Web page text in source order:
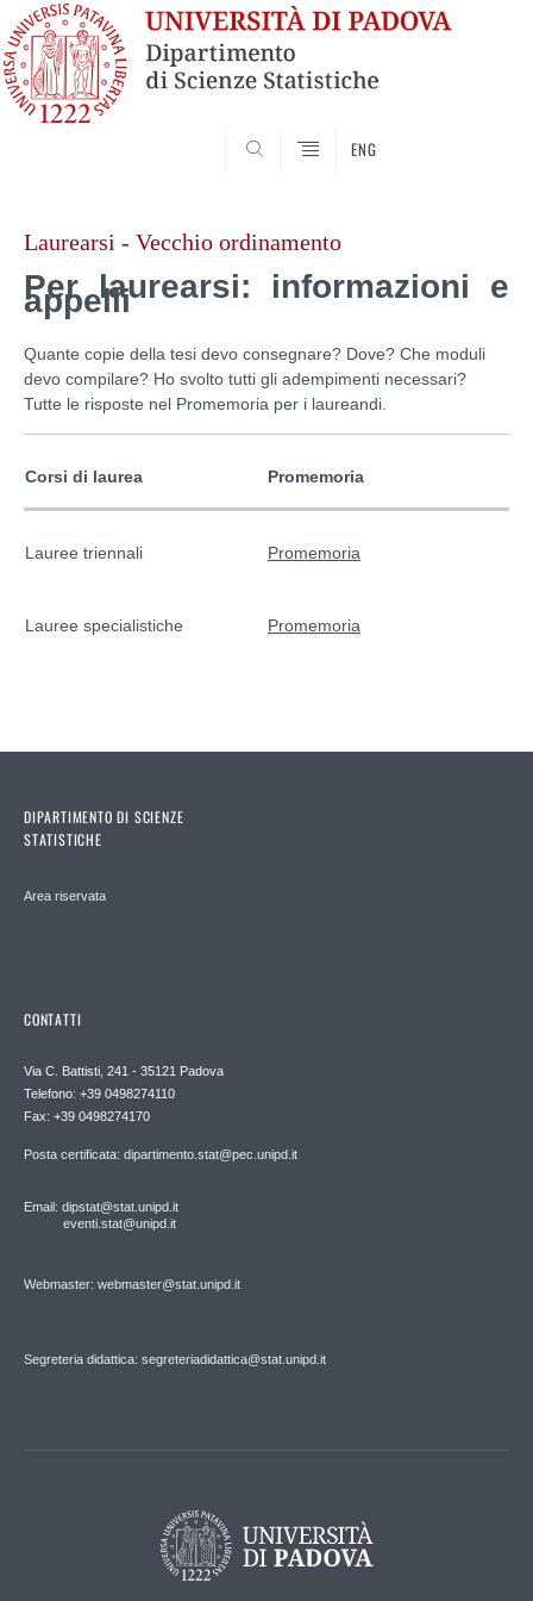
ENG
contentLaurearsi - Vecchio ordinamento
Per laurearsi: informazioni e
appelli
Quante copie della tesi devo consegnare? Dove? Che moduli
devo compilare? Ho svolto tutti gli adempimenti necessari?
Tutte le risposte nel Promemoria per i laureandi.
Corsi di laurea Promemoria
Lauree triennali Promemoria
Lauree specialistiche Promemoria
DIPARTIMENTO DI SCIENZE
STATISTICHE
Area riservata
CONTATTI
Via C. Battisti, 241 - 35121 Padova
Telefono: +39 0498274110
Fax: +39 0498274170
Posta certificata: dipartimento.stat@pec.unipd.it
Email: dipstat@stat.unipd.it
eventi.stat@unipd.it
Webmaster: webmaster@stat.unipd.it
Segreteria didattica: segreteriadidattica@stat.unipd.it